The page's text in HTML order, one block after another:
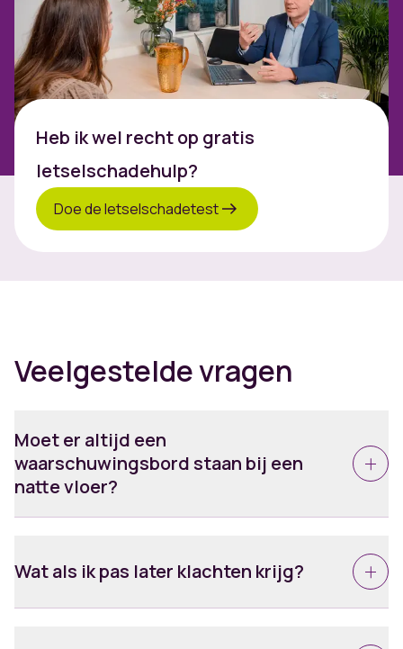
Heb ik wel recht op gratis
letselschadehulp?
Doe de letselschadetest
Veelgestelde vragen
Moet er altijd een
waarschuwingsbord staan bij een
natte vloer?
aansprakelijkheid waarschijnlijk.
Wat als ik pas later klachten krijg?